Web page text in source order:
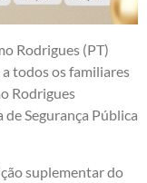
Rodrigues (PT)
todos os familiares
Rodrigues
Segurança Pública
suplementar do